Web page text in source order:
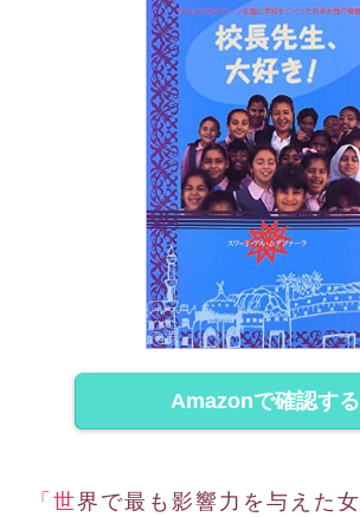
Amazonで確認する
「世界で最も影響力を与えた女性１０人」